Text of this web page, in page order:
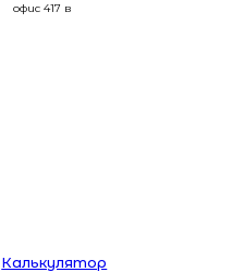
офис 417 в
Калькулятор